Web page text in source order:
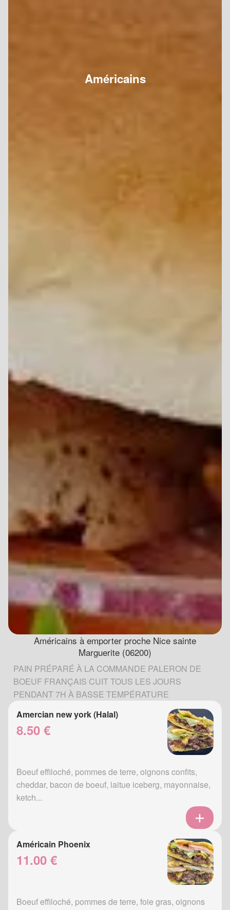
Américains
Américains à emporter proche Nice sainte
Marguerite (06200)
PAIN PRÉPARÉ À LA COMMANDE PALERON DE
BOEUF FRANÇAIS CUIT TOUS LES JOURS
PENDANT 7H À BASSE TEMPÉRATURE
Amercian new york (Halal)
8.50 €
Boeuf effiloché, pommes de terre, oignons confits,
cheddar, bacon de boeuf, laitue iceberg, mayonnaise,
ketch...
Américain Phoenix
11.00 €
Boeuf effiloché, pommes de terre, foie gras, oignons